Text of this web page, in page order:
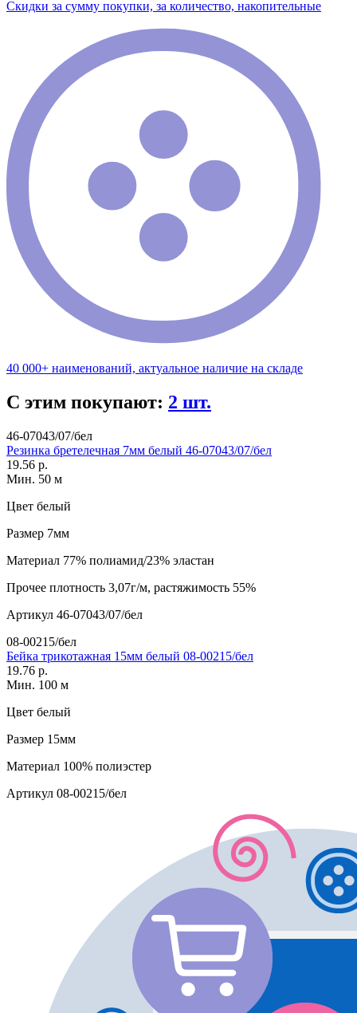
Скидки за сумму покупки, за количество, накопительные
40 000+ наименований, актуальное наличие на складе
С этим покупают: 2 шт.
46-07043/07/бел
Резинка бретелечная 7мм белый 46-07043/07/бел
19.56 р.
Мин. 50 м
Цвет белый
Размер 7мм
Материал 77% полиамид/23% эластан
Прочее плотность 3,07г/м, растяжимость 55%
Артикул 46-07043/07/бел
08-00215/бел
Бейка трикотажная 15мм белый 08-00215/бел
19.76 р.
Мин. 100 м
Цвет белый
Размер 15мм
Материал 100% полиэстер
Артикул 08-00215/бел